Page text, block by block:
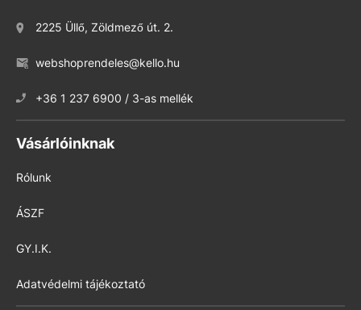
2225 Üllő, Zöldmező út. 2.
webshoprendeles@kello.hu
+36 1 237 6900 / 3-as mellék
Vásárlóinknak
Rólunk
ÁSZF
GY.I.K.
Adatvédelmi tájékoztató